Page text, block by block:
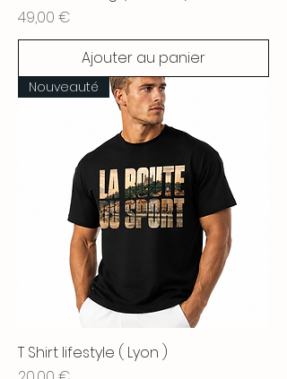
Prix
49,00 €
Ajouter au panier
Nouveauté
T Shirt lifestyle ( Lyon )